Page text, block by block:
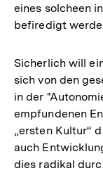
eines solcheen
befiredigt
Sicherlich will
sich von den
in der
empfundenen
„ersten Kultur“
auch
dies radikal